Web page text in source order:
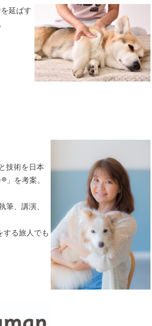
延ばす
技術を日本
を考案。
、講演、
る旅人でも